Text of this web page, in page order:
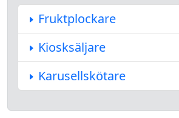
Fruktplockare
Kiosksäljare
Karusellskötare